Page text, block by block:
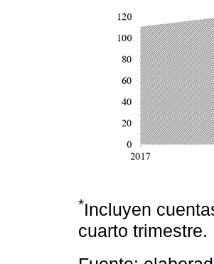
*Incluyen
cuarto trimestre.